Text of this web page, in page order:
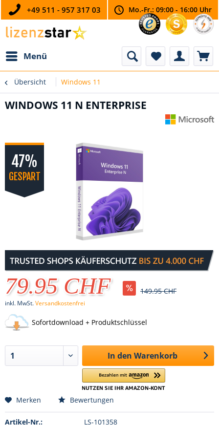
+49 511 - 957 317 03 Mo.-Fr.: 09:00 - 16:00 Uhr
Menü
Übersicht Windows 11
WINDOWS 11 N ENTERPRISE
47%
GESPART
79.95 CHF 149.95 CHF
inkl. MwSt.Versandkostenfrei
Sofortdownload + Produktschlüssel
In den Warenkorb
Merken Bewertungen
Artikel-Nr.:
LS-101358